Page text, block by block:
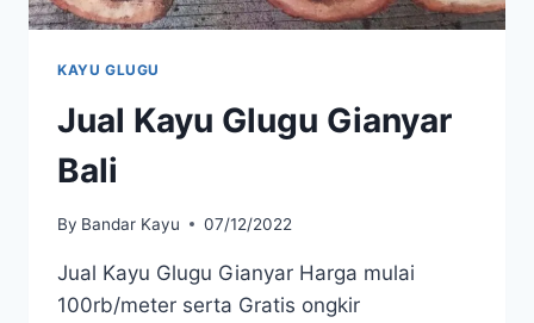
KAYU GLUGU
Jual Kayu Glugu Gianyar
Bali
By Bandar Kayu 07/12/2022
Jual Kayu Glugu Gianyar Harga mulai
100rb/meter serta Gratis ongkir